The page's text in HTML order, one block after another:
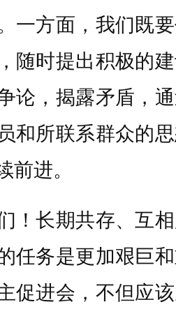
一方面，我们既
随时提出积极的
论，揭露矛盾，
和所联系群众的
前进。
长期共存、互相
任务是更加艰巨
促进会，不但应